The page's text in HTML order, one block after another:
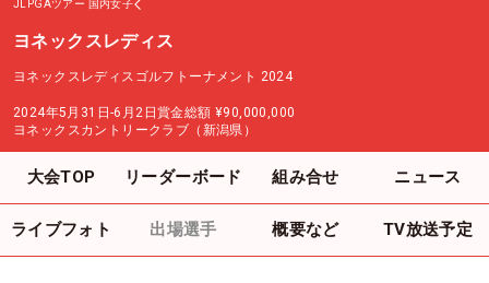
JLPGAツアー 国内女子
ヨネックスレディス
ヨネックスレディスゴルフトーナメント 2024
2024年5月31日-6月2日賞金総額 ¥90,000,000
ヨネックスカントリークラブ（新潟県）
大会TOP リーダーボード 組み合せ ニュース
ライブフォト 出場選手 概要など TV放送予定